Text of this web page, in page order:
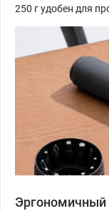
250 г удобен для
Эргономичный